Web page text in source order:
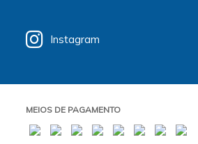
Instagram
MEIOS DE PAGAMENTO